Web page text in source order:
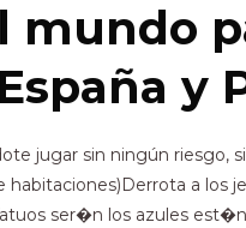
mundo
y
jugar sin ningún riesgo,
a los
ser�n los azules